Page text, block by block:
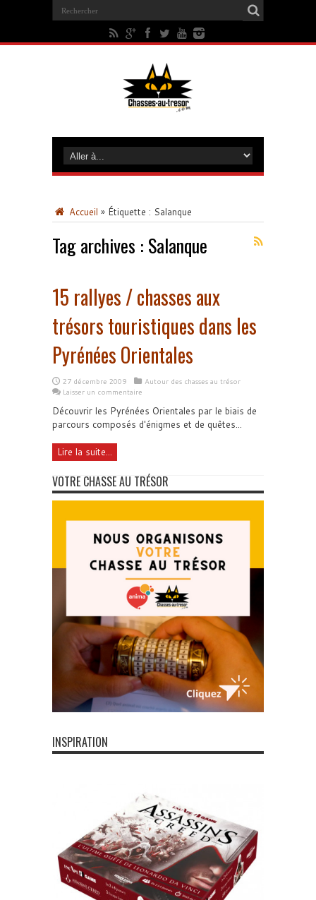
Accueil » Étiquette : Salanque
Tag archives : Salanque
15 rallyes / chasses aux
trésors touristiques dans les
Pyrénées Orientales
27 décembre 2009
Autour des chasses au trésor
Laisser un commentaire
Découvrir les Pyrénées Orientales par le biais de
parcours composés d'énigmes et de quêtes...
Lire la suite...
VOTRE CHASSE AU TRÉSOR
INSPIRATION